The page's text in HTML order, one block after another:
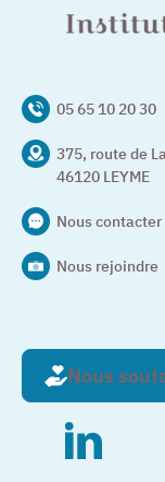
05 65 10 20 30
375, route de
46120 LEYME
Nous contacter
Nous rejoindre
Nous
–